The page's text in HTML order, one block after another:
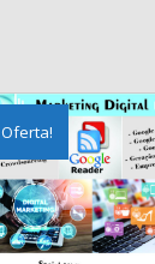
Oferta!